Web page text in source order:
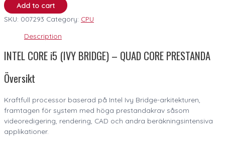
Add to cart
SKU: 007293 Category: CPU
Description
INTEL CORE i5 (IVY BRIDGE) – QUAD CORE PRESTANDA
Översikt
Kraftfull processor baserad på Intel Ivy Bridge-arkitekturen,
framtagen för system med höga prestandakrav såsom
videoredigering, rendering, CAD och andra beräkningsintensiva
applikationer.